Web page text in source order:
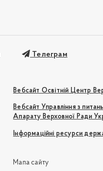
Телеграм
Вебсайт Освітній Центр
Вебсайт Управління з
Апарату Верховної Ради
Інформаційні ресурси
Мапа сайту